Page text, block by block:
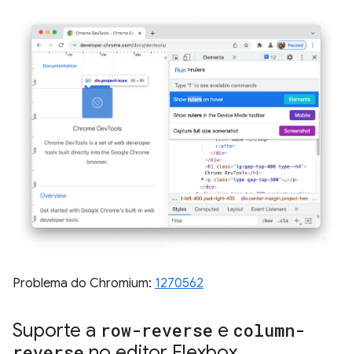
Problema do Chromium: 1270562
Suporte a row-reverse e column-